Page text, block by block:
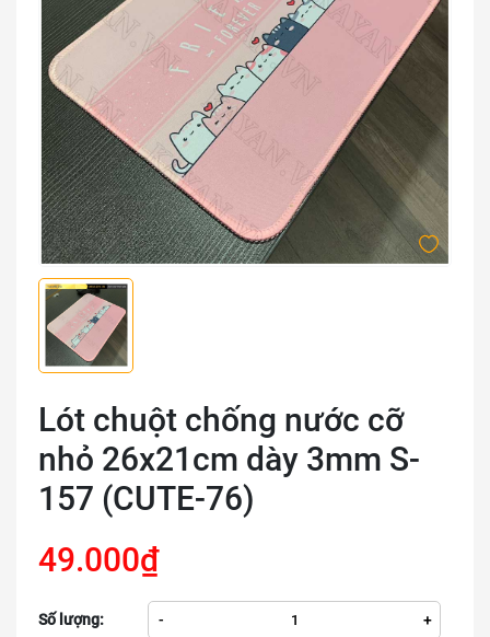
Lót chuột chống nước cỡ
nhỏ 26x21cm dày 3mm S-
157 (CUTE-76)
49.000₫
Số lượng: - +